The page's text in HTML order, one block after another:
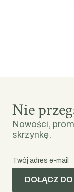
Nie
Nowości,
skrzynkę.
Twój adres e-mail
DOŁĄCZ